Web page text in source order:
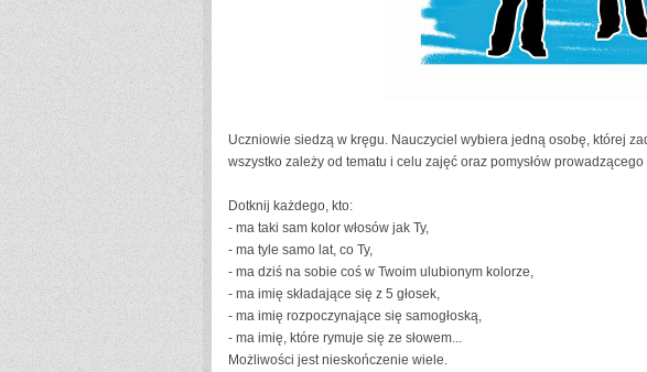
Uczniowie siedzą w kręgu. Nauczyciel wybiera jedną osobę, której
wszystko zależy od tematu i celu zajęć oraz pomysłów
Dotknij każdego, kto:
- ma taki sam kolor włosów jak Ty,
- ma tyle samo lat, co Ty,
- ma dziś na sobie coś w Twoim ulubionym kolorze,
- ma imię składające się z 5 głosek,
- ma imię rozpoczynające się samogłoską,
- ma imię, które rymuje się ze słowem...
Możliwości jest nieskończenie wiele.